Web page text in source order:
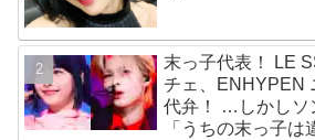
末っ子代表！ LE
チェ、ENHYPEN
代弁！ …しかしソ
「うちの末っ子は